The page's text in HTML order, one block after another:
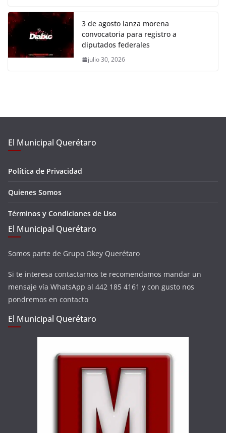
3 de agosto lanza morena
convocatoria para registro a
diputados federales
julio 30, 2026
El Municipal Querétaro
Política de Privacidad
Quienes Somos
Términos y Condiciones de Uso
El Municipal Querétaro
Somos parte de Grupo Okey Querétaro
Si te interesa contactarnos te recomendamos mandar un
mensaje vía WhatsApp al 442 185 4161 y con gusto nos
pondremos en contacto
El Municipal Querétaro